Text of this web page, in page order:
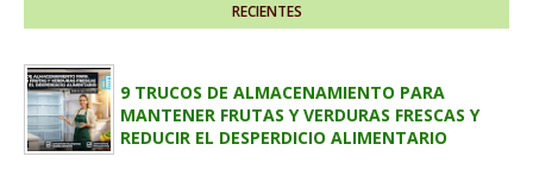
RECIENTES
9 TRUCOS DE ALMACENAMIENTO PARA
MANTENER FRUTAS Y VERDURAS FRESCAS Y
REDUCIR EL DESPERDICIO ALIMENTARIO